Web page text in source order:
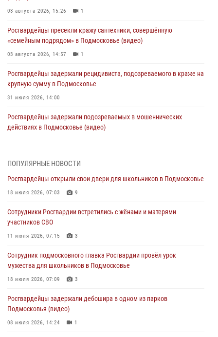
03 августа 2026, 15:26 1
Росгвардейцы пресекли кражу сантехники, совершённую
«семейным подрядом» в Подмосковье (видео)
03 августа 2026, 14:57 1
Росгвардейцы задержали рецидивиста, подозреваемого в краже на
крупную сумму в Подмосковье
31 июля 2026, 14:00
Росгвардейцы задержали подозреваемых в мошеннических
действиях в Подмосковье (видео)
Росгвардейцы задержали нетрезвую автоледи в Подмосковье
30 июля 2026, 08:10
федеральном розыске (видео)
29 июля 2026, 14:44
29 июля 2026, 14:37
Росгвардейцы задержали нетрезвого нарушителя общественного
27 июля 2026, 14:12
ПОПУЛЯРНЫЕ НОВОСТИ
Росгвардейцы открыли свои двери для школьников в Подмосковье
18 июля 2026, 07:03 9
Сотрудники Росгвардии встретились с жёнами и матерями
участников СВО
11 июля 2026, 07:15 3
Сотрудник подмосковного главка Росгвардии провёл урок
мужества для школьников в Подмосковье
18 июля 2026, 07:09 3
Росгвардейцы задержали дебошира в одном из парков
Подмосковья (видео)
08 июля 2026, 14:24 1